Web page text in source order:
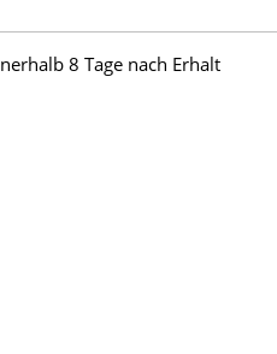
8 Tage nach Erhalt